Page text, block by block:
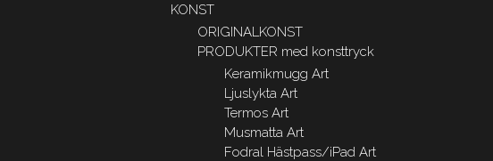
KONST
ORIGINALKONST
PRODUKTER med konsttryck
Keramikmugg Art
Ljuslykta Art
Termos Art
Musmatta Art
Fodral Hästpass/iPad Art